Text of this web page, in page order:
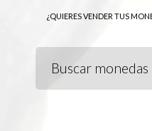
¿QUIERES VENDER TUS